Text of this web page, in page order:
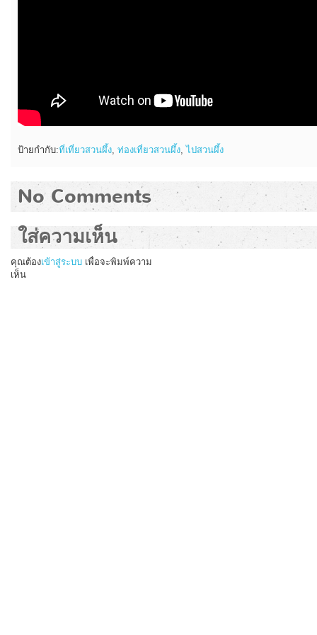
ป้ายกำกับ:ที่เที่ยวสวนผึ้ง, ท่องเที่ยวสวนผึ้ง,ไปสวนผึ้ง
No Comments
ใส่ความเห็น
คุณต้องเข้าสู่ระบบ เพื่อจะพิมพ์ความ
เห็น